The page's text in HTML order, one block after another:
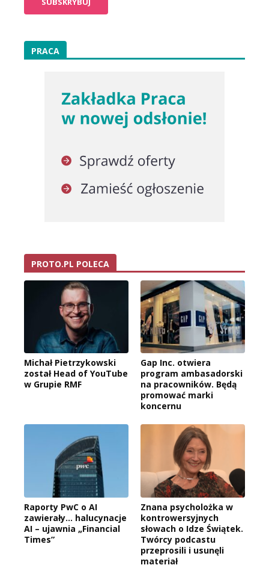
PRACA
PROTO.PL POLECA
Michał Pietrzykowski
został Head of YouTube
w Grupie RMF
Gap Inc. otwiera
program ambasadorski
na pracowników. Będą
promować marki
koncernu
Raporty PwC o AI
zawierały… halucynacje
AI – ujawnia „Financial
Times”
Znana psycholożka w
kontrowersyjnych
słowach o Idze Świątek.
Twórcy podcastu
przeprosili i usunęli
materiał